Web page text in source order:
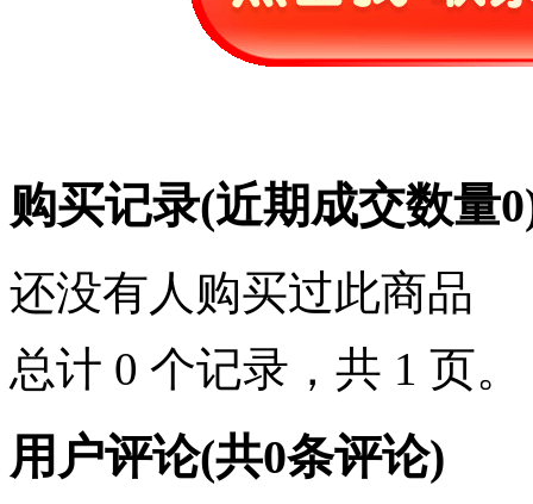
购买记录(近期成交数量0
还没有人购买过此商品
总计 0 个记录，共 1 页。
用户评论(共0条评论)